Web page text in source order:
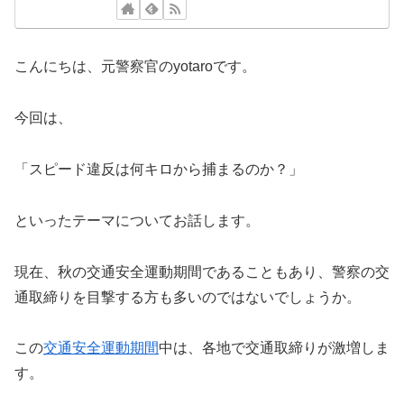
こんにちは、元警察官のyotaroです。
今回は、
「スピード違反は何キロから捕まるのか？」
といったテーマについてお話します。
現在、秋の交通安全運動期間であることもあり、警察の交
通取締りを目撃する方も多いのではないでしょうか。
この交通安全運動期間中は、各地で交通取締りが激増しま
す。